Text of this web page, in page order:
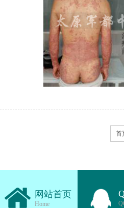
首
网站首页
Home